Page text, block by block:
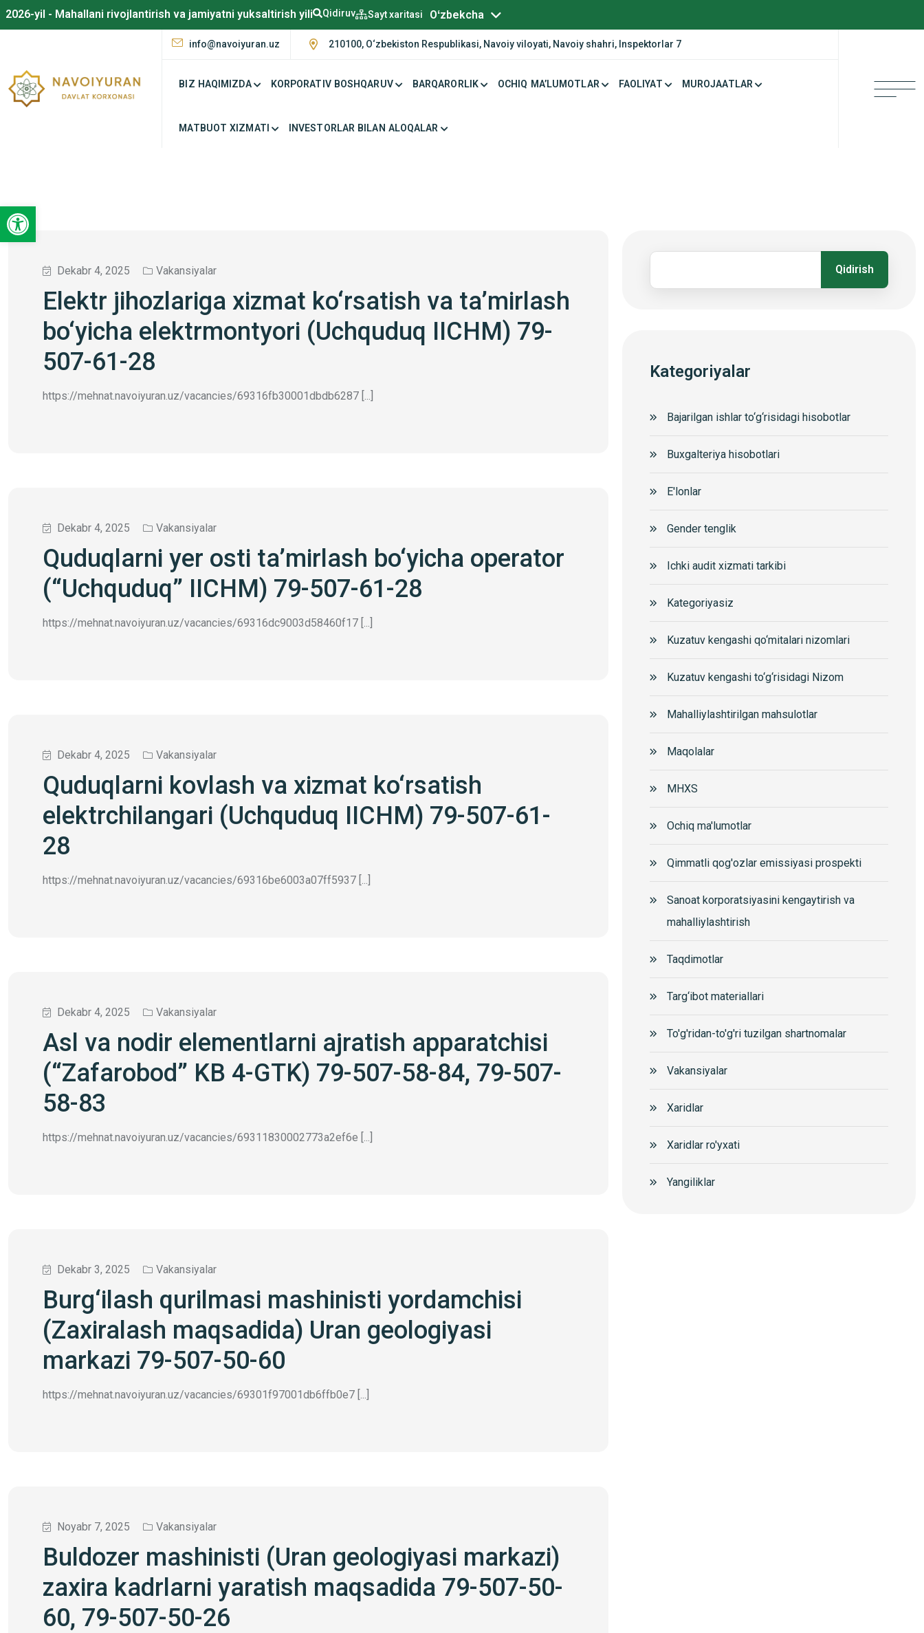
Open toolbar
2026-yil - Mahallani rivojlantirish va jamiyatni yuksaltirish yili Qidiruv Sayt xaritasi Oʻzbekcha
Русский
info@navoiyuran.uz 210100, O‘zbekiston Respublikasi, Navoiy viloyati, Navoiy shahri, Inspektorlar 7
BIZ HAQIMIZDA KORPORATIV BOSHQARUV BARQARORLIK OCHIQ MA’LUMOTLAR FAOLIYAT MUROJAATLAR
MATBUOT XIZMATI INVESTORLAR BILAN ALOQALAR
Dekabr 4, 2025 Vakansiyalar
Elektr jihozlariga xizmat ko‘rsatish va ta’mirlash
bo‘yicha elektrmontyori (Uchquduq IICHM) 79-
507-61-28
https://mehnat.navoiyuran.uz/vacancies/69316fb30001dbdb6287 [...]
Dekabr 4, 2025 Vakansiyalar
Quduqlarni yer osti ta’mirlash bo‘yicha operator
(“Uchquduq” IICHM) 79-507-61-28
https://mehnat.navoiyuran.uz/vacancies/69316dc9003d58460f17 [...]
Dekabr 4, 2025 Vakansiyalar
Quduqlarni kovlash va xizmat ko‘rsatish
elektrchilangari (Uchquduq IICHM) 79-507-61-
28
https://mehnat.navoiyuran.uz/vacancies/69316be6003a07ff5937 [...]
Dekabr 4, 2025 Vakansiyalar
Asl va nodir elementlarni ajratish apparatchisi
(“Zafarobod” KB 4-GTK) 79-507-58-84, 79-507-
58-83
https://mehnat.navoiyuran.uz/vacancies/69311830002773a2ef6e [...]
Dekabr 3, 2025 Vakansiyalar
Burg‘ilash qurilmasi mashinisti yordamchisi
(Zaxiralash maqsadida) Uran geologiyasi
markazi 79-507-50-60
https://mehnat.navoiyuran.uz/vacancies/69301f97001db6ffb0e7 [...]
Noyabr 7, 2025 Vakansiyalar
Buldozer mashinisti (Uran geologiyasi markazi)
zaxira kadrlarni yaratish maqsadida 79-507-50-
60, 79-507-50-26
Qidirish
Kategoriyalar
Bajarilgan ishlar to‘g‘risidagi hisobotlar
Buxgalteriya hisobotlari
E'lonlar
Gender tenglik
Ichki audit xizmati tarkibi
Kategoriyasiz
Kuzatuv kengashi qo‘mitalari nizomlari
Kuzatuv kengashi to‘g‘risidagi Nizom
Mahalliylashtirilgan mahsulotlar
Maqolalar
MHXS
Ochiq ma'lumotlar
Qimmatli qog'ozlar emissiyasi prospekti
Sanoat korporatsiyasini kengaytirish va
mahalliylashtirish
Taqdimotlar
Targ‘ibot materiallari
To'g'ridan-to'g'ri tuzilgan shartnomalar
Vakansiyalar
Xaridlar
Xaridlar ro'yxati
Yangiliklar